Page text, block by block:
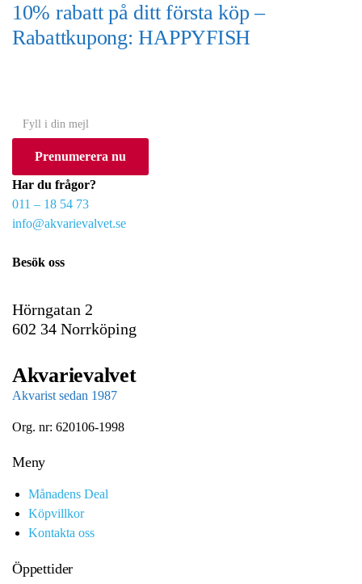
10% rabatt på ditt första köp –
Rabattkupong: HAPPYFISH
o
r
Prenumerera nu
Har du frågor?
011 – 18 54 73
info@akvarievalvet.se
Besök oss
Hörngatan 2
602 34 Norrköping
Akvarievalvet
Akvarist sedan 1987
Org. nr: 620106-1998
Meny
Månadens Deal
Köpvillkor
Kontakta oss
Öppettider